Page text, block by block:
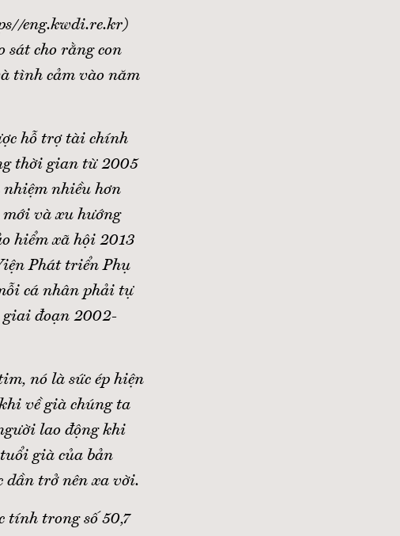
eng.kwdi.re.kr)
sát cho rằng con
tình cảm vào năm
hỗ trợ tài chính
thời gian từ 2005
nhiều hơn
và xu hướng
hiểm xã hội 2013
Phát triển Phụ
cá nhân phải tự
giai đoạn 2002-
nó là sức ép hiện
về già chúng ta
lao động khi
già của bản
dần trở nên xa vời.
tính trong số 50,7